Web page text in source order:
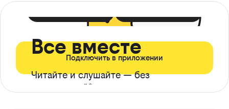
Все вместе
Читайте и слушайте — без
ограничений*
Подключить в приложении